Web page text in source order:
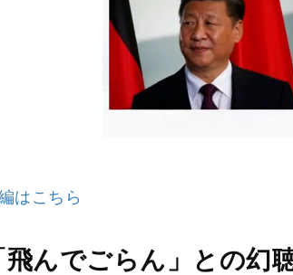
はこちら
飛んでごらん」との幻